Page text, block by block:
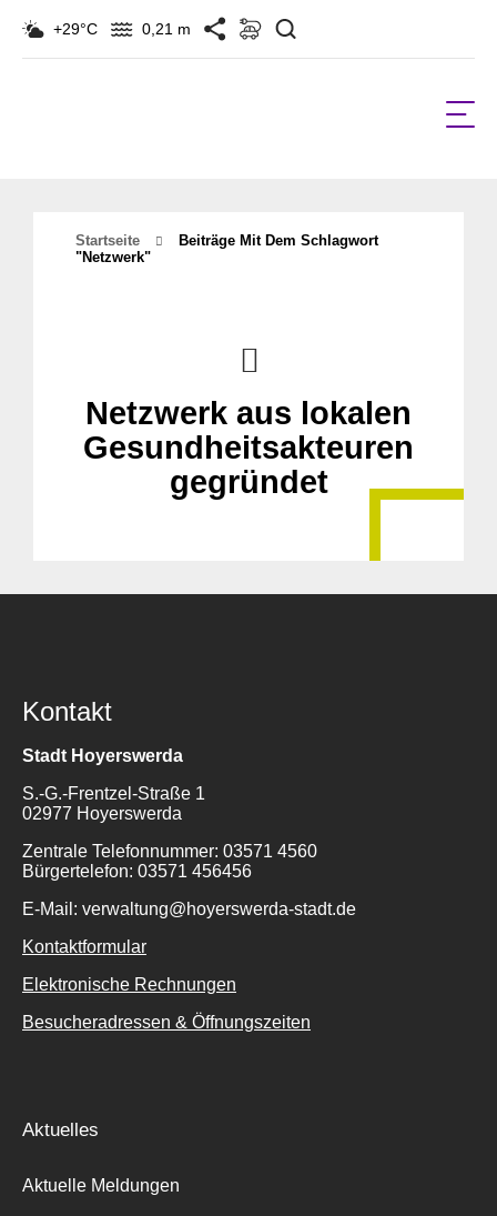
+29°C 0,21 m
Startseite
Beiträge Mit Dem Schlagwort
"netzwerk"
Netzwerk aus lokalen
Gesundheitsakteuren
gegründet
Kontakt
Stadt Hoyerswerda
S.-G.-Frentzel-Straße 1
02977 Hoyerswerda
Zentrale Telefonnummer: 03571 4560
Bürgertelefon: 03571 456456
E-Mail: verwaltung@hoyerswerda-stadt.de
Kontaktformular
Elektronische Rechnungen
Besucheradressen & Öffnungszeiten
Aktuelles
Aktuelle Meldungen